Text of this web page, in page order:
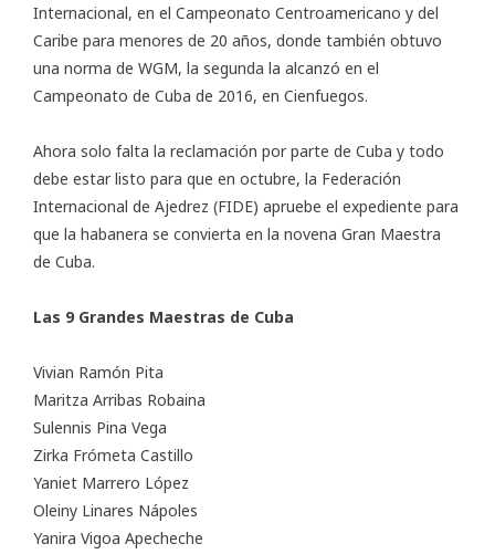
Internacional, en el Campeonato Centroamericano y del
Caribe para menores de 20 años, donde también obtuvo
una norma de WGM, la segunda la alcanzó en el
Campeonato de Cuba de 2016, en Cienfuegos.
Ahora solo falta la reclamación por parte de Cuba y todo
debe estar listo para que en octubre, la Federación
Internacional de Ajedrez (FIDE) apruebe el expediente para
que la habanera se convierta en la novena Gran Maestra
de Cuba.
Las 9 Grandes Maestras de Cuba
Vivian Ramón Pita
Maritza Arribas Robaina
Sulennis Pina Vega
Zirka Frómeta Castillo
Yaniet Marrero López
Oleiny Linares Nápoles
Yanira Vigoa Apecheche